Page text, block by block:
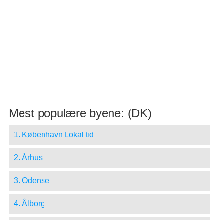
Mest populære byene: (DK)
1. København Lokal tid
2. Århus
3. Odense
4. Ålborg